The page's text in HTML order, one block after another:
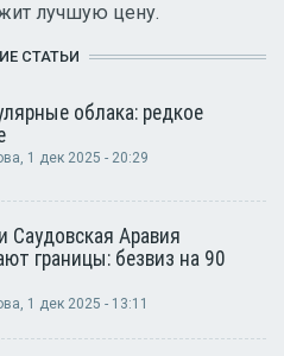
лучшую цену.
СТАТЬИ
облака: редкое
, 1 дек 2025 - 20:29
Саудовская Аравия
границы: безвиз на 90
, 1 дек 2025 - 13:11